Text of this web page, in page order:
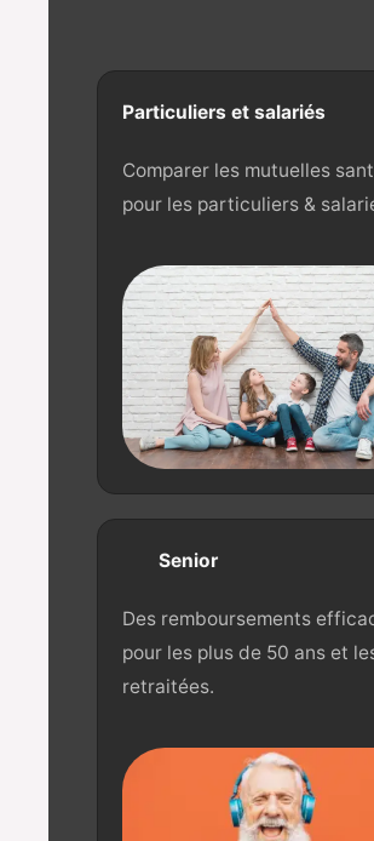
Particuliers et salariés
Comparer les mutuelles
pour les particuliers &
Senior
Des remboursements
pour les plus de 50 ans et
retraitées.